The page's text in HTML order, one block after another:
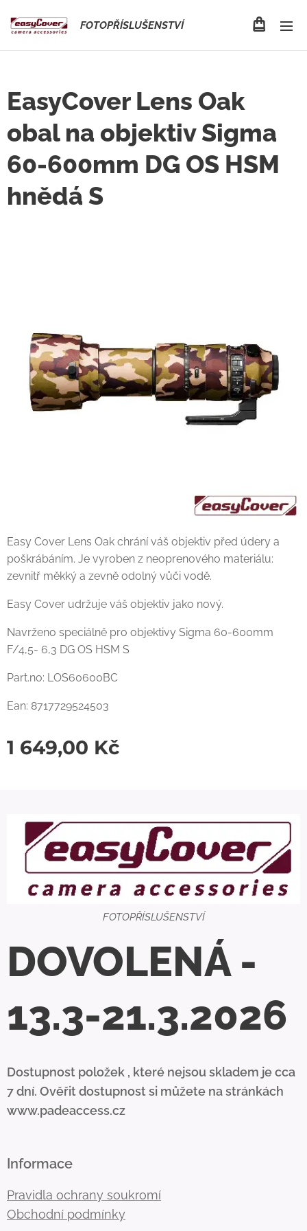
FOTOPŘÍSLUŠENSTVÍ
EasyCover Lens Oak
obal na objektiv Sigma
60-600mm DG OS HSM
hnědá S
Easy Cover Lens Oak chrání váš objektiv před údery a
poškrábáním. Je vyroben z neoprenového materiálu:
zevnitř měkký a zevně odolný vůči vodě.
Easy Cover udržuje váš objektiv jako nový.
Navrženo speciálně pro objektivy Sigma 60-600mm
F/4,5- 6,3 DG OS HSM S
Part.no: LOS60600BC
Ean: 8717729524503
1 649,00 Kč
FOTOPŘÍSLUŠENSTVÍ
DOVOLENÁ -
13.3-21.3.2026
Dostupnost položek , které nejsou skladem je cca
7 dní. Ověřit dostupnost si můžete na stránkách
www.padeaccess.cz
Informace
Pravidla ochrany soukromí
Obchodní podmínky